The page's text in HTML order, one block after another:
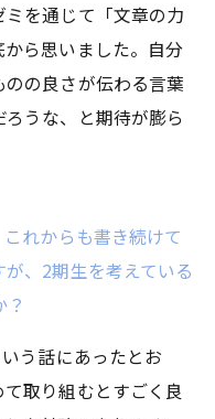
を通じて「文章の力
ら思いました。自分
の良さが伝わる言葉
うな、と期待が膨ら
れからも書き続けて
、2期生を考えている
う話にあったとお
取り組むとすごく良